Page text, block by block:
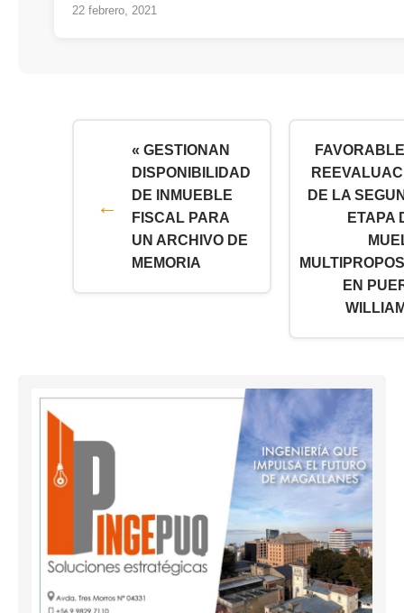
22 febrero, 2021
« GESTIONAN
DISPONIBILIDAD
DE INMUEBLE
FISCAL PARA
UN ARCHIVO DE
MEMORIA
DE LA
ETAPA
EN